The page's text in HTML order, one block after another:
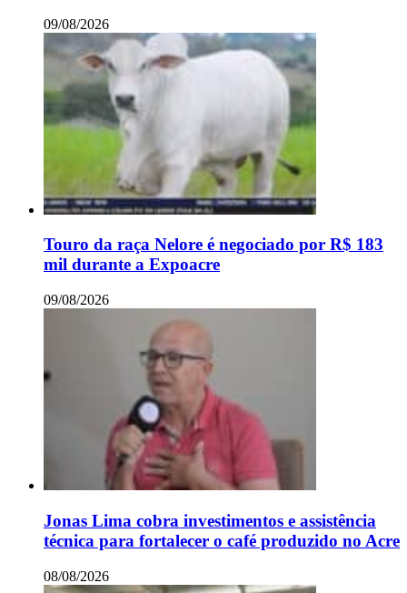
09/08/2026
Touro da raça Nelore é negociado por R$ 183
mil durante a Expoacre
09/08/2026
Jonas Lima cobra investimentos e assistência
técnica para fortalecer o café produzido no Acre
08/08/2026